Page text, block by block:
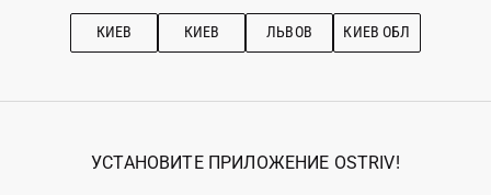
Рекомендации по уходу
КИЕВ КИЕВ ЛЬВОВ КИЕВ ОБЛ
УСТАНОВИТЕ ПРИЛОЖЕНИЕ OSTRIV!